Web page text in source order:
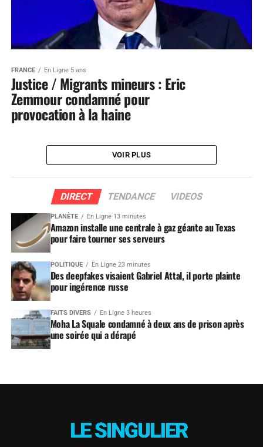
FRANCE En Ligne 5 ans
Justice / Migrants mineurs : Eric
Zemmour condamné pour
provocation à la haine
VOIR PLUS
DIRECT TENDANCE VIDEOS
PLANÈTE En Ligne 13 minutes
Amazon installe une centrale à gaz géante au Texas
pour faire tourner ses serveurs
POLITIQUE En Ligne 23 minutes
Des deepfakes visaient Gabriel Attal, il porte plainte
pour ingérence russe
FAITS DIVERS En Ligne 3 heures
Moha La Squale condamné à deux ans de prison après
une soirée qui a dérapé